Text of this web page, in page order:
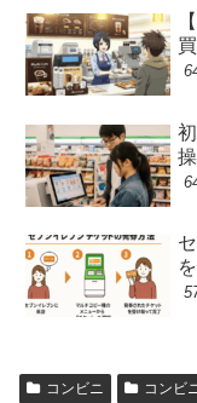
コンビニ コンビ